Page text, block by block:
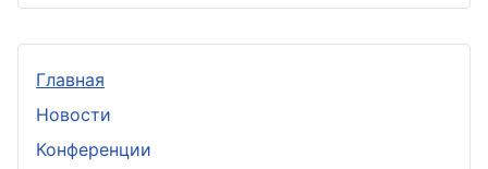
Главная
Новости
Конференции